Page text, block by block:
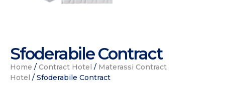
Sfoderabile Contract
Home / Contract Hotel / Materassi Contract
Hotel / Sfoderabile Contract